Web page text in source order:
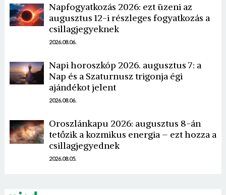
Napfogyatkozás 2026: ezt üzeni az
augusztus 12-i részleges fogyatkozás a
csillagjegyeknek
2026.08.06.
Napi horoszkóp 2026. augusztus 7: a
Nap és a Szaturnusz trigonja égi
ajándékot jelent
2026.08.06.
Oroszlánkapu 2026: augusztus 8-án
tetőzik a kozmikus energia – ezt hozza a
csillagjegyednek
2026.08.05.